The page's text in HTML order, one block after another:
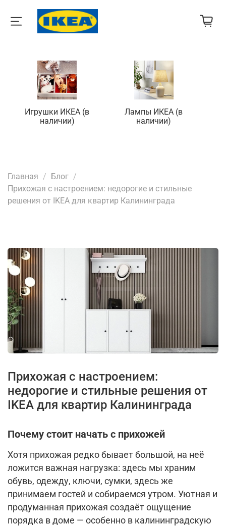
Игрушки ИКЕА (в
наличии)
Лампы ИКЕА (в
наличии)
Главная
Блог
Прихожая с настроением: недорогие и стильные
решения от IKEA для квартир Калининграда
Прихожая с настроением:
недорогие и стильные решения от
IKEA для квартир Калининграда
Почему стоит начать с прихожей
Хотя прихожая редко бывает большой, на неё
ложится важная нагрузка: здесь мы храним
обувь, одежду, ключи, сумки, здесь же
принимаем гостей и собираемся утром. Уютная и
продуманная прихожая создаёт ощущение
порядка в доме — особенно в калининградскую